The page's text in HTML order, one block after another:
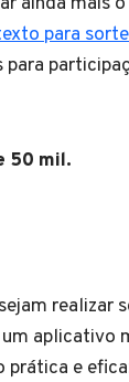
para
para
50 mil.
realizar
aplicativo
prática e